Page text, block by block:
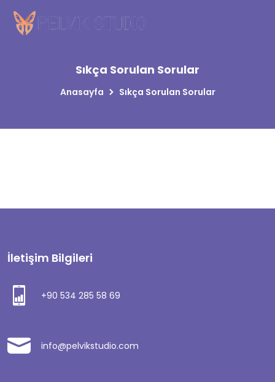
Sıkça Sorulan Sorular
Anasayfa Sıkça Sorulan Sorular
İletişim Bilgileri
+90 534 285 58 69
info@pelvikstudio.com